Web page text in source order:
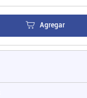
Agregar